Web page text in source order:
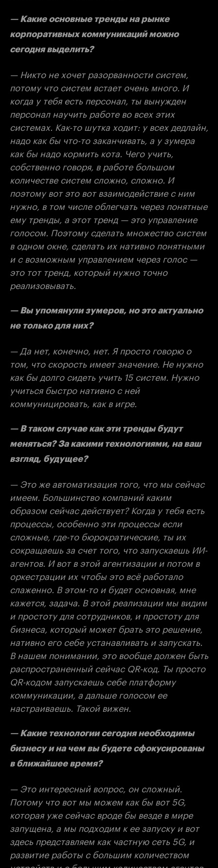
— Какие основные тренды на рынке
корпоративных коммуникаций можно
сегодня выделить?
— Никто не хочет разорванности систем,
потому что систем встает очень много. И
когда у тебя есть персонал, ты вынужден
персонал научить работе во всех этих
системах. Как-то шутка ходит: у всех дедлайн,
надо как бы что-то заканчивать, а у зумера
как бы надо кормить кота. Чего учить,
собственно говоря, в работе большом
количестве систем сложно, сложно. И
поэтому вот это вот взаимодействие с ним
нужно, в том числе облегчать через понятные
ему тренды, а этот тренд — это управление
голосом. Поэтому сделать множество систем
в одном окне, сделать их нативно понятными
и с возможным управлением через голос —
это тот тренд, который нужно точно
реализовывать.
— Вы упомянули зумеров, но это актуально
не только для них?
— Да нет, конечно, нет. Я просто говорю о
том, что скорость имеет значение. Не нужно
как бы долго сидеть учить 15 систем. Нужно
учиться быстро нативно с ней
коммуницировать, как в игре.
— В таком случае как эти тренды будут
меняться? За какими технологиями, на ваш
взгляд, будущее?
— Это же автоматизация того, что мы сейчас
имеем. Большинство компаний каким
образом сейчас действует? Когда у тебя есть
процессы, особенно эти процессы если
сложные, где-то бюрократические, ты их
сокращаешь за счет того, что запускаешь ИИ-
агентов. И вот в этой агентизации и потом в
оркестрации их чтобы это всё работало
слаженно. В этом-то и будет основная, мне
кажется, задача. В этой реализации мы видим
и простоту для сотрудников, и простоту для
бизнеса, который может брать это решение,
нативно его себе устанавливать и запускать.
В нашем понимании, это вообще должен быть
распространенный сейчас QR-код. Ты просто
QR-кодом запускаешь себе платформу
коммуникации, а дальше голосом ее
настраиваешь. Такой вижен.
— Какие технологии сегодня необходимы
бизнесу и на чем вы будете сфокусированы
в ближайшее время?
— Это интересный вопрос, он сложный.
Потому что вот мы можем как бы вот 5G,
которая уже сейчас вроде бы везде в мире
запущена, а мы подходим к ее запуску и вот
здесь представляем как частную сеть 5G, и
развитие работы с большим количеством